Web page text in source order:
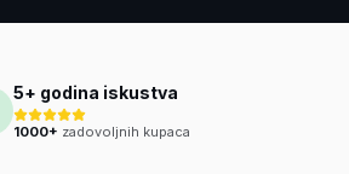
5+ godina iskustva
1000+ zadovoljnih kupaca